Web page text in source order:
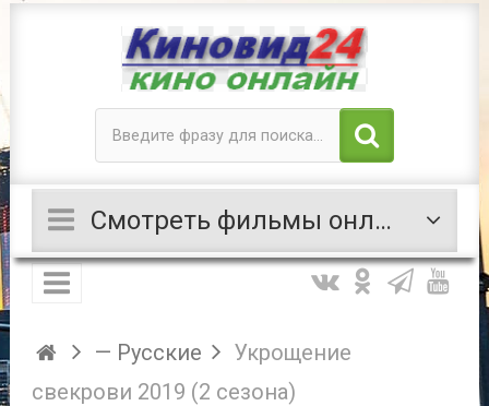
Смотреть фильмы онлайн
— Русские
Укрощение
свекрови 2019 (2 сезона)